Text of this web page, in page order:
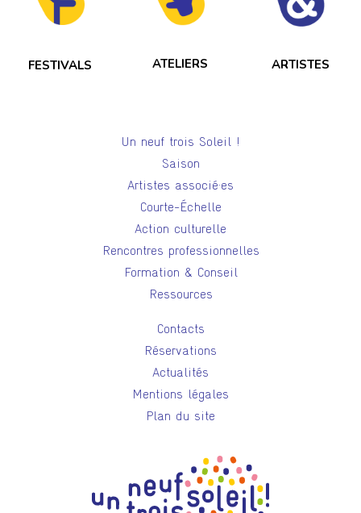
FESTIVALS ATELIERS ARTISTES
Un neuf trois Soleil !
Saison
Artistes associé·es
Courte-Échelle
Action culturelle
Rencontres professionnelles
Formation & Conseil
Ressources
Contacts
Réservations
Actualités
Mentions légales
Plan du site